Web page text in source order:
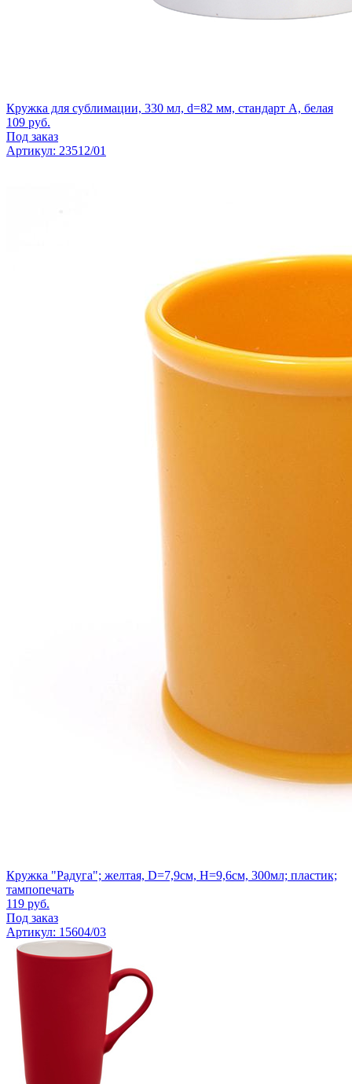
Кружка для сублимации, 330 мл, d=82 мм, стандарт А, белая
109 руб.
Под заказ
Артикул: 23512/01
Кружка "Радуга"; желтая, D=7,9см, H=9,6см, 300мл; пластик;
тампопечать
119 руб.
Под заказ
Артикул: 15604/03